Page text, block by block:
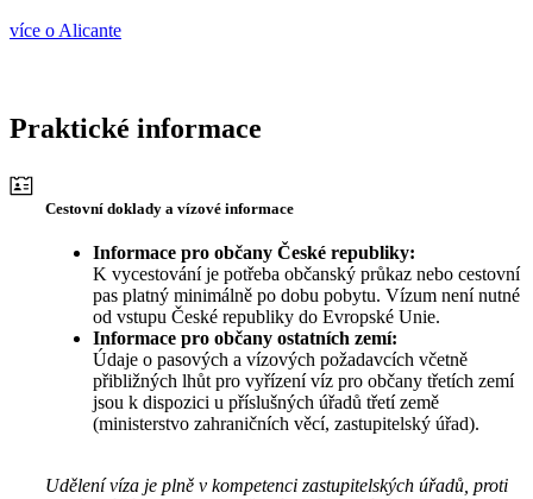
více o Alicante
Praktické informace
Cestovní doklady a vízové informace
Informace pro občany České republiky:
K vycestování je potřeba občanský průkaz nebo cestovní
pas platný minimálně po dobu pobytu. Vízum není nutné
od vstupu České republiky do Evropské Unie.
Informace pro občany ostatních zemí:
Údaje o pasových a vízových požadavcích včetně
přibližných lhůt pro vyřízení víz pro občany třetích zemí
jsou k dispozici u příslušných úřadů třetí země
(ministerstvo zahraničních věcí, zastupitelský úřad).
Udělení víza je plně v kompetenci zastupitelských úřadů, proti